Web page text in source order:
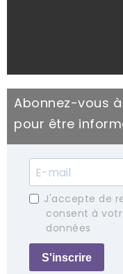
Abonnez-vous
pour être
J'accepte de
consent à
données
S'inscrire